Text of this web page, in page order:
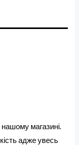
магазині.
адже увесь